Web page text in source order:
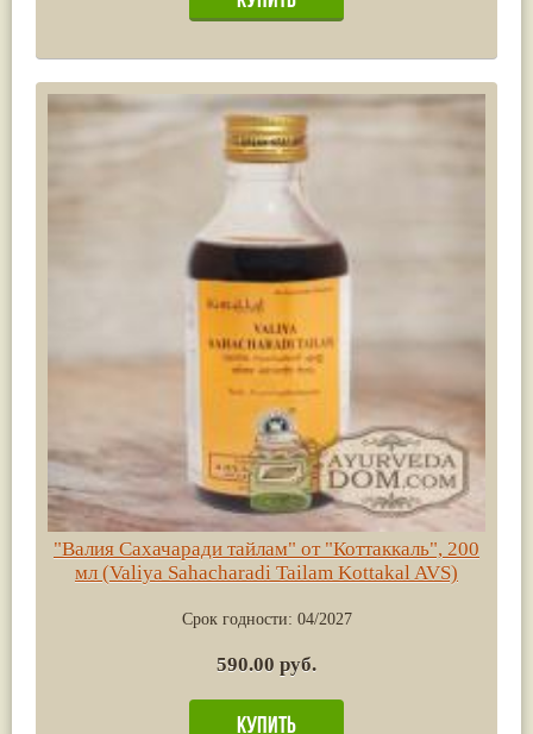
"Валия Сахачаради тайлам" от "Коттаккаль", 200
мл (Valiya Sahacharadi Tailam Kottakal AVS)
Срок годности: 04/2027
590.00 руб.